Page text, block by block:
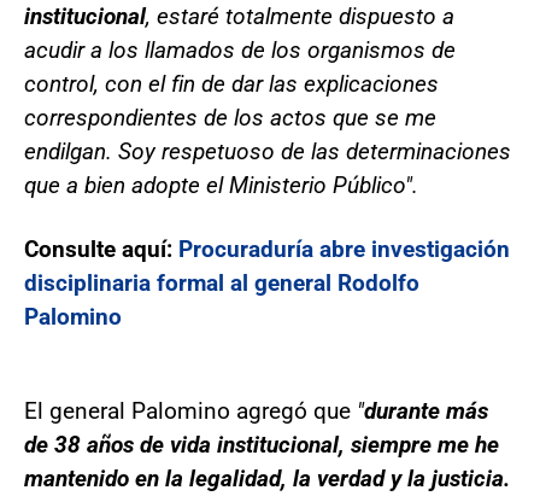
institucional, estaré totalmente dispuesto a
acudir a los llamados de los organismos de
control, con el fin de dar las explicaciones
correspondientes de los actos que se me
endilgan. Soy respetuoso de las determinaciones
que a bien adopte el Ministerio Público".
Consulte aquí: Procuraduría abre investigación
disciplinaria formal al general Rodolfo
Palomino
El general Palomino agregó que "durante más
de 38 años de vida institucional, siempre me he
mantenido en la legalidad, la verdad y la justicia.